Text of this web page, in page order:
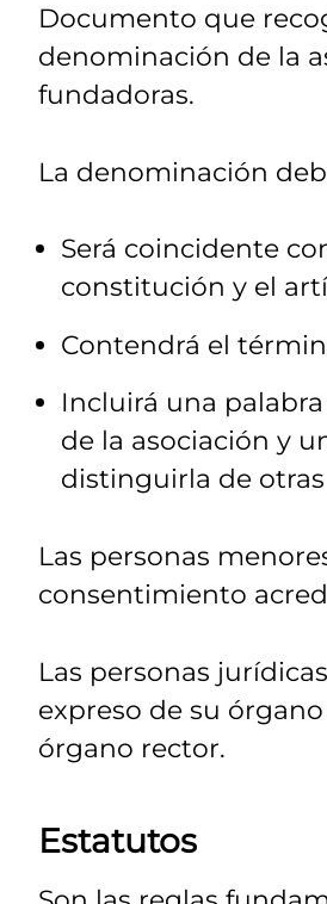
Documento que
denominación de la
fundadoras.
La denominación
Será coincidente
constitución y el
Contendrá el
Incluirá una
de la asociación y
distinguirla de
Las personas
consentimiento
Las personas
expreso de su
órgano rector.
Estatutos